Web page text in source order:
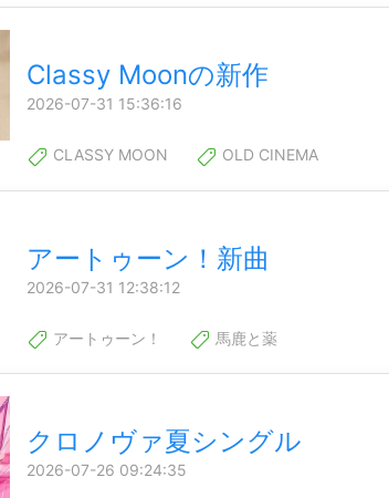
Classy Moonの新作
2026-07-31 15:36:16
CLASSY MOON OLD CINEMA
アートゥーン！新曲
2026-07-31 12:38:12
アートゥーン！ 馬鹿と薬
クロノヴァ夏シングル
2026-07-26 09:24:35